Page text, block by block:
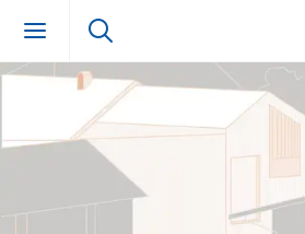
Zum Inhalt springen (Alt + 0)
zur Navigation springen (Alt + 1)
Zur Suche springen (Alt + 2)